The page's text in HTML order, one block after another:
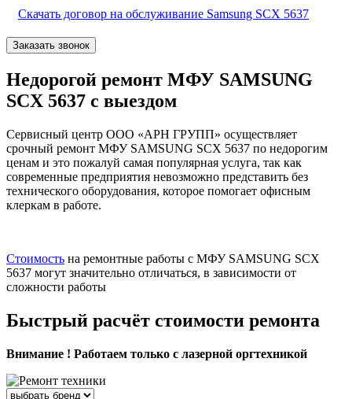
Скачать договор на обслуживание Samsung SCX 5637
Заказать звонок
Недорогой ремонт МФУ SAMSUNG
SCX 5637 с выездом
Сервисный центр ООО «АРН ГРУПП» осуществляет
срочный ремонт МФУ SAMSUNG SCX 5637 по недорогим
ценам и это пожалуй самая популярная услуга, так как
современные предприятия невозможно представить без
технического оборудования, которое помогает офисным
клеркам в работе.
Стоимость на ремонтные работы с МФУ SAMSUNG SCX
5637 могут значительно отличаться, в зависимости от
сложности работы
Быстрый расчёт стоимости ремонта
Внимание ! Работаем только с лазерной оргтехникой